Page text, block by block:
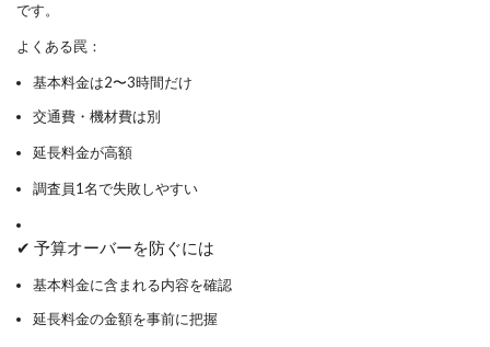
です。
よくある罠：
基本料金は2〜3時間だけ
交通費・機材費は別
延長料金が高額
調査員1名で失敗しやすい
✔ 予算オーバーを防ぐには
基本料金に含まれる内容を確認
延長料金の金額を事前に把握